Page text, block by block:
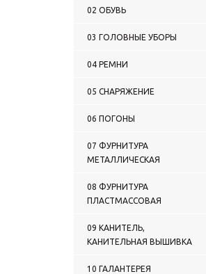
02 ОБУВЬ
03 ГОЛОВНЫЕ УБОРЫ
04 РЕМНИ
05 СНАРЯЖЕНИЕ
06 ПОГОНЫ
07 ФУРНИТУРА
МЕТАЛЛИЧЕСКАЯ
08 ФУРНИТУРА
ПЛАСТМАССОВАЯ
09 КАНИТЕЛЬ,
КАНИТЕЛЬНАЯ ВЫШИВКА
10 ГАЛАНТЕРЕЯ